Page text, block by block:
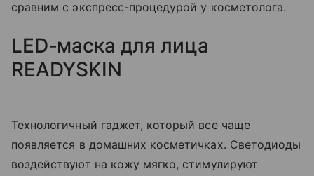
сравним с экспресс-процедурой у косметолога.
LED-маска для лица
READYSKIN
Технологичный гаджет, который все чаще
появляется в домашних косметичках. Светодиоды
воздействуют на кожу мягко, стимулируют